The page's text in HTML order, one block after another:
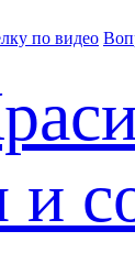
по видео
и